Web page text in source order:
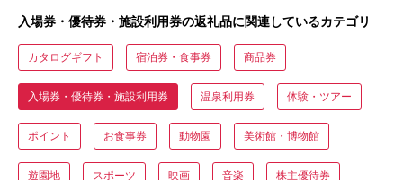
入場券・優待券・施設利用券の返礼品に関連しているカテゴリ
カタログギフト 宿泊券・食事券 商品券
入場券・優待券・施設利用券 温泉利用券 体験・ツアー
ポイント お食事券 動物園 美術館・博物館
遊園地 スポーツ 映画 音楽 株主優待券